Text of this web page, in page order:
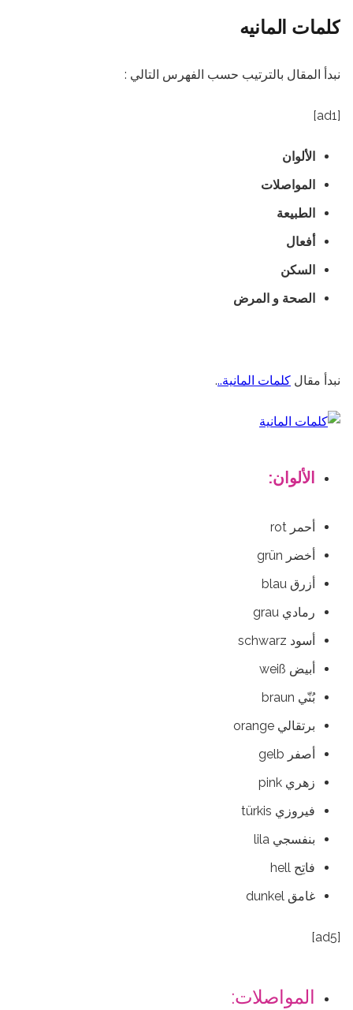
كلمات المانيه
نبدأ المقال بالترتيب حسب الفهرس التالي :
[ad1]
الألوان
المواصلات
الطبيعة
أفعال
السكن
الصحة و المرض
نبدأ مقال كلمات المانية...
الألوان:
أحمر rot
أخضر grün
أزرق blau
رمادي grau
أسود schwarz
أبيض weiß
بُنّي braun
‏برتقالي orange
أصفر gelb
‏زهري pink
فيروزي türkis
بنفسجي lila
فاتِح hell
غامق dunkel
[ad5]
المواصلات: